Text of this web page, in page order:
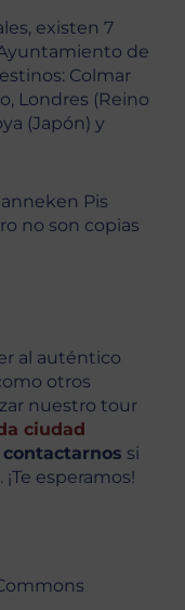
existen 7
de
Colmar
Londres (Reino
(Japón) y
Pis
no son copias
al auténtico
otros
nuestro tour
ciudad
contactarnos si
esperamos!